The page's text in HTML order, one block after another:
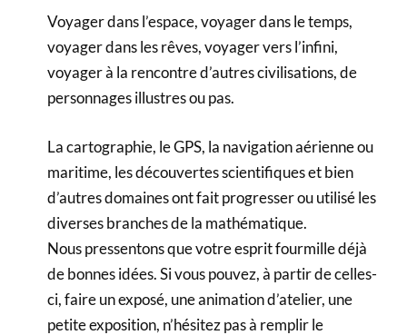
Voyager dans l’espace, voyager dans le temps,
voyager dans les rêves, voyager vers l’infini,
voyager à la rencontre d’autres civilisations, de
personnages illustres ou pas.
La cartographie, le GPS, la navigation aérienne ou
maritime, les découvertes scientifiques et bien
d’autres domaines ont fait progresser ou utilisé les
diverses branches de la mathématique.
Nous pressentons que votre esprit fourmille déjà
de bonnes idées. Si vous pouvez, à partir de celles-
ci, faire un exposé, une animation d’atelier, une
petite exposition, n’hésitez pas à remplir le